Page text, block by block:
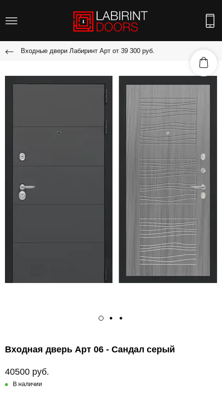
Входные двери Лабиринт Арт от 39 300 руб.
Входная дверь Арт 06 - Сандал серый
40500 руб.
В наличии